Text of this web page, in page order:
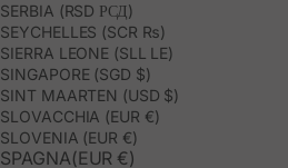
SERBIA (RSD РСД)
SEYCHELLES (SCR ₨)
SIERRA LEONE (SLL LE)
SINGAPORE (SGD $)
SINT MAARTEN (USD $)
SLOVACCHIA (EUR €)
SLOVENIA (EUR €)
SPAGNA(EUR €)